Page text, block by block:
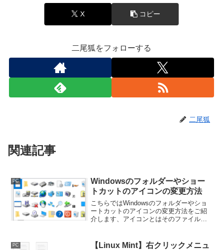
X コピー
二尾狐をフォローする
二尾狐
関連記事
PC
Windowsのフォルダーやショー
トカットのアイコンの変更方法
こちらではWindowsのフォルダーやショ
ートカットのアイコンの変更方法をご紹
介します、アイコンとはそのファイルや
ものに変更する事も可能です。
PC
【Linux Mint】右クリックメニュ